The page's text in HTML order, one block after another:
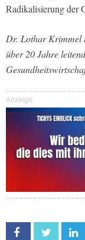
Radikalisierung der
Dr. Lothar Krimmel
über 20 Jahre
Anzeige
Facebook Twitter